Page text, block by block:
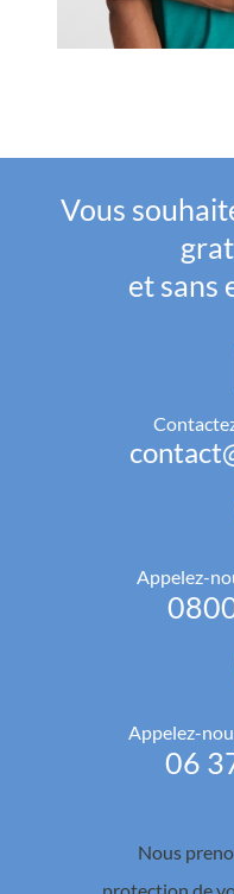
Vous
et sans
Appelez-
Appelez-
06
Nous